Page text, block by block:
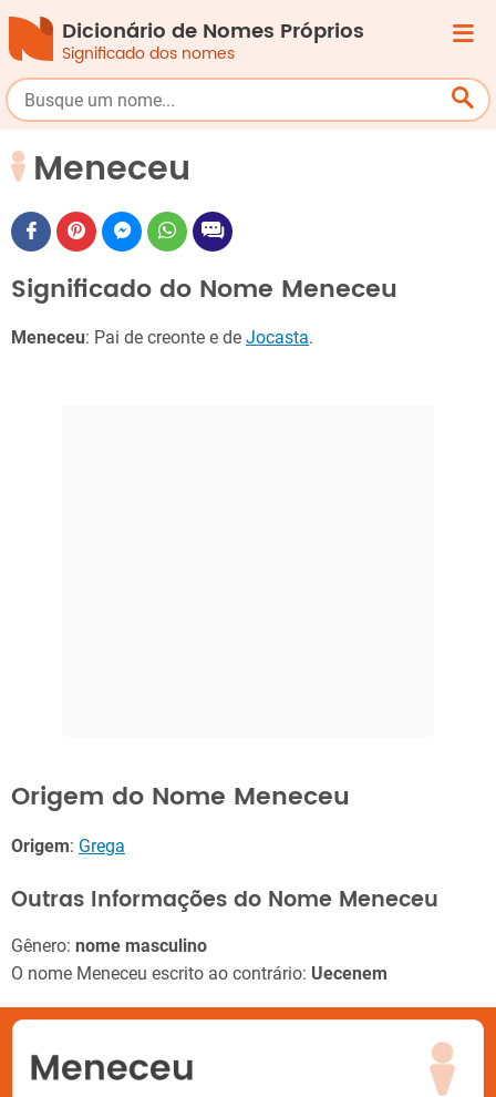
Dicionário de Nomes Próprios
Significado dos nomes
Meneceu
Significado do Nome Meneceu
Meneceu: Pai de creonte e de Jocasta.
Origem do Nome Meneceu
Origem: Grega
Outras Informações do Nome Meneceu
Gênero: nome masculino
O nome Meneceu escrito ao contrário: Uecenem